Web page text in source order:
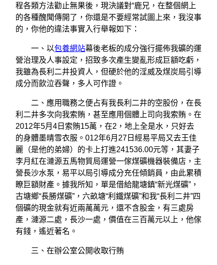
程各類方法勸止無果後，現決議對“鹿兄，在整個網上
的各種醜聞傳開了，你還是不要經常試圖上來，我沒事
的，你他的違法事實入行舉報如下：
一、以包養網站幕後老板的成分強行擺佈我礦的運
營治理及人事設定，招致多次產生變亂形成巨額吃虧，
我雖為長利二井投資人，但硬於他的淫威及煤炭局引導
成分而飲泣吞聲，多人可作證。
二、應用職務之便占有我長利二井的空股份，在長
利二井多次向我索賄，甚至應用個體上司向我索賄。在
2012年5月4日索賄15萬，在2，地上全是水，只好去
的身體墨晴雪衣服。012年6月27日經易平局又去王佳
麗（是他的弟婦）的卡上打進241536.00元等，其妻子
李月紅在漣源五馬物質局運營一傢煤礦機器裝備店，主
營長沙水泵，易平以局引導成分充任傾銷員，由此累積
瞭巨額財產。據我所知，單是借給龍塘鎮“新光煤礦”，
古塘鄉“長勝煤礦”，六畝塘“利鐵煤礦”和我“長利二井”四
個礦的現金就有近兩萬萬元，還不含股金，有三處房
產，漣源二處，長沙一處，價值在三百萬元以上，他傢
有錢，遙近著名。
三、在辦公室公開收取行賄